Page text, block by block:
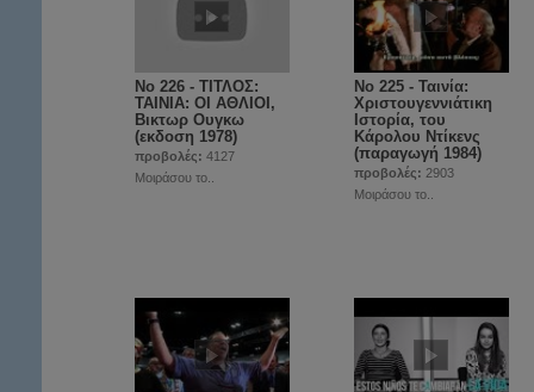
Νο 226 - ΤΙΤΛΟΣ:
ΤΑΙΝΙΑ: ΟΙ ΑΘΛΙΟΙ,
Βικτωρ Ουγκω
(εκδοση 1978)
προβολές: 4127
Μοιράσου το..
No 225 - Ταινία:
Χριστουγεννιάτικη
Ιστορία, του
Κάρολου Ντίκενς
(παραγωγή 1984)
προβολές: 2903
Μοιράσου το..